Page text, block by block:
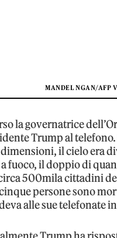
MANDEL NGAN/AFP
la governatrice
Trump al
il cielo era
fuoco, il doppio di
500mila cittadini
persone sono
alle sue telefonate